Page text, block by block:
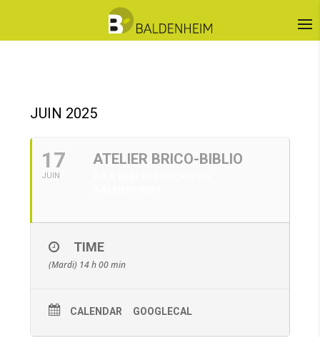
JUIN 2025
17
JUIN
ATELIER BRICO-BIBLIO
TIME
(Mardi) 14 h 00 min
CALENDAR GOOGLECAL